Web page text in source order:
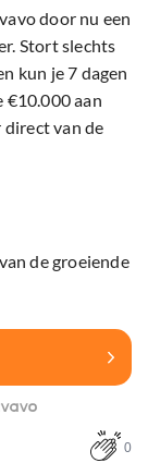
door nu een
Stort slechts
kun je 7 dagen
€10.000 aan
van de
de groeiende
0